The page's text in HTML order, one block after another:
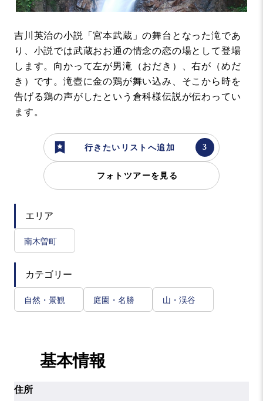
吉川英治の小説「宮本武蔵」の舞台となった滝であ
り、小説では武蔵おお通の情念の恋の場として登場
します。向かって左が男滝（おだき）、右が（めだ
き）です。滝壺に金の鶏が舞い込み、そこから時を
告げる鶏の声がしたという倉科様伝説が伝わってい
ます。
行きたいリストへ追加
フォトツアーを見る
エリア
南木曽町
カテゴリー
自然・景観 庭園・名勝 山・渓谷
基本情報
住所